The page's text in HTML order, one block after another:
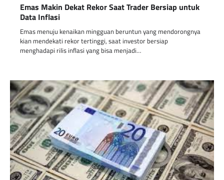
Emas Makin Dekat Rekor Saat Trader Bersiap untuk
Data Inflasi
Emas menuju kenaikan mingguan beruntun yang mendorongnya
kian mendekati rekor tertinggi, saat investor bersiap
menghadapi rilis inflasi yang bisa menjadi…